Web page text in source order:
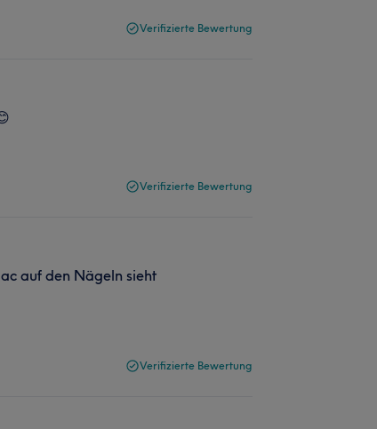
Verifizierte Bewertung
Verifizierte Bewertung
auf den Nägeln sieht
Verifizierte Bewertung